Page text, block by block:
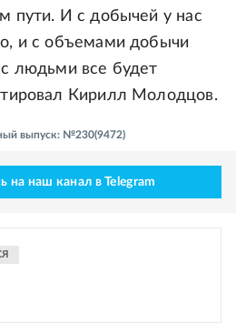
пути. И с добычей у нас
и с объемами добычи
людьми все будет
Кирилл Молодцов.
выпуск: №230(9472)
на наш канал в Telegram